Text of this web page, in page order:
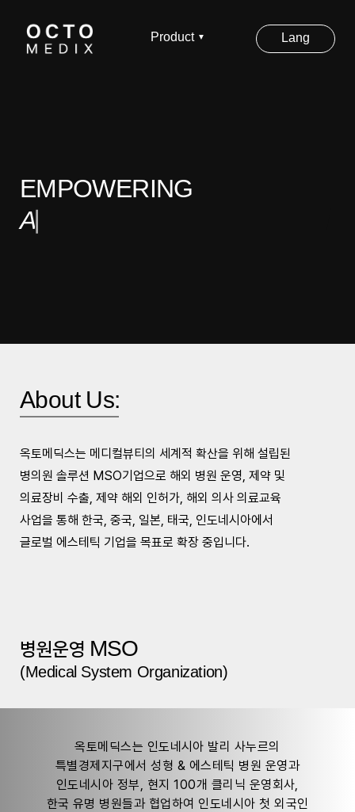
Product ▼ Lang
EMPOWERING
AESTHETICS GLOBALLY
About Us:
옥토메딕스는 메디컬뷰티의 세계적 확산을 위해 설립된
병의원 솔루션 MSO기업으로 해외 병원 운영, 제약 및
의료장비 수출, 제약 해외 인허가, 해외 의사 의료교육
사업을 통해 한국, 중국, 일본, 태국, 인도네시아에서
글로벌 에스테틱 기업을 목표로 확장 중입니다.
병원운영 MSO
(Medical System Organization)
옥토메딕스는 인도네시아 발리 사누르의
특별경제지구에서 성형 & 에스테틱 병원 운영과
인도네시아 정부, 현지 100개 클리닉 운영회사,
한국 유명 병원들과 협업하여 인도네시아 첫 외국인